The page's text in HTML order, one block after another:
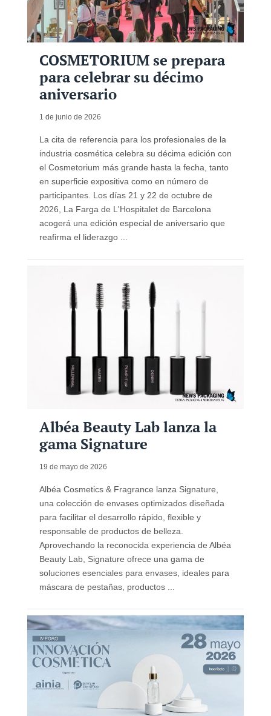
COSMETORIUM se prepara
para celebrar su décimo
aniversario
1 de junio de 2026
La cita de referencia para los profesionales de la
industria cosmética celebra su décima edición con
el Cosmetorium más grande hasta la fecha, tanto
en superficie expositiva como en número de
participantes. Los días 21 y 22 de octubre de
2026, La Farga de L'Hospitalet de Barcelona
acogerá una edición especial de aniversario que
reafirma el liderazgo ...
Albéa Beauty Lab lanza la
gama Signature
19 de mayo de 2026
Albéa Cosmetics & Fragrance lanza Signature,
una colección de envases optimizados diseñada
para facilitar el desarrollo rápido, flexible y
responsable de productos de belleza.
Aprovechando la reconocida experiencia de Albéa
Beauty Lab, Signature ofrece una gama de
soluciones esenciales para envases, ideales para
máscara de pestañas, productos ...